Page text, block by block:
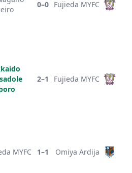
0–0 Fujieda MYFC
2–1 Fujieda MYFC
MYFC 1–1 Omiya Ardija